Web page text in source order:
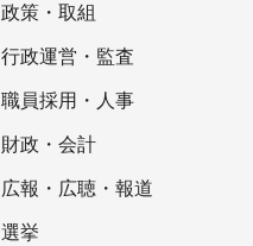
政策・取組
行政運営・監査
職員採用・人事
財政・会計
広報・広聴・報道
選挙